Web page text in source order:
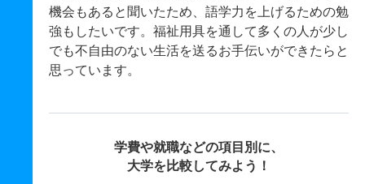
機会もあると聞いたため、語学力を上げるための勉
強もしたいです。福祉用具を通して多くの人が少し
でも不自由のない生活を送るお手伝いができたらと
思っています。
学費や就職などの項目別に、
大学を比較してみよう！